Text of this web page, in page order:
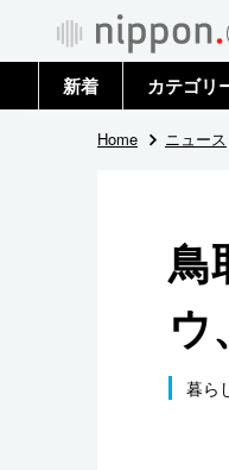
新着 カテゴリ
政治・外交
国際
社会
文化
Home ニュース
鳥
ウ
暮ら